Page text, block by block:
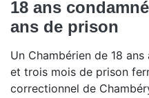
18 ans
ans de prison
Un Chambérien de 18
et trois mois de prison
correctionnel de